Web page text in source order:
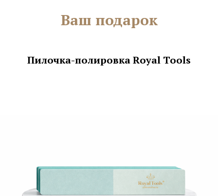
Ваш подарок
Пилочка-полировка Royal Tools